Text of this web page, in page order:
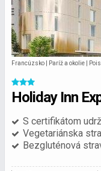
Francúzsko | Paríž a okolie |
Holiday Inn
S certifikátom
Vegetariánska
Bezgluténová